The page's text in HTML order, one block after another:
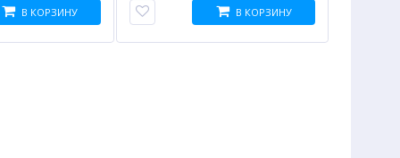
В КОРЗИНУ В КОРЗИНУ